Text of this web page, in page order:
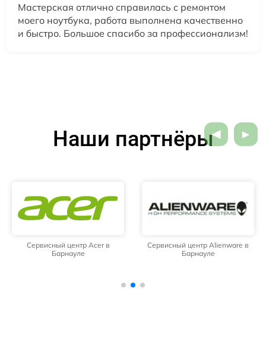
Мастерская отлично справилась с ремонтом
моего ноутбука, работа выполнена качественно
и быстро. Большое спасибо за профессионализм!
Наши партнёры
Сервисный центр Acer в
Барнауле
Сервисный центр Alienware в
Барнауле